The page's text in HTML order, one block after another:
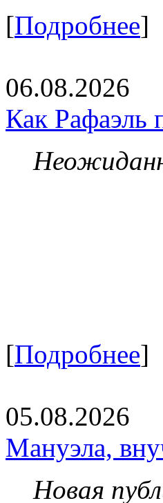
[Подробнее]
06.08.2026
Как Рафаэль
[Подробнее]
05.08.2026
Мануэла,
Новая